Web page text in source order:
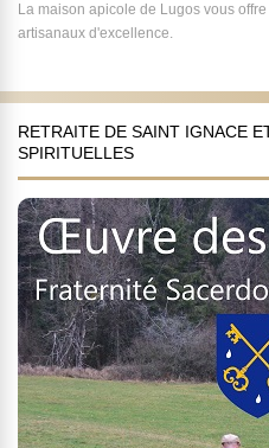
La maison apicole de Lugos vous
artisanaux d'excellence.
RETRAITE DE SAINT IGNACE
SPIRITUELLES